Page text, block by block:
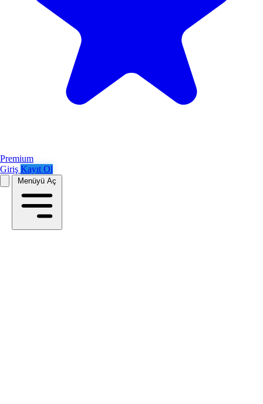
Premium
Giriş Kayıt Ol
Menüyü Aç